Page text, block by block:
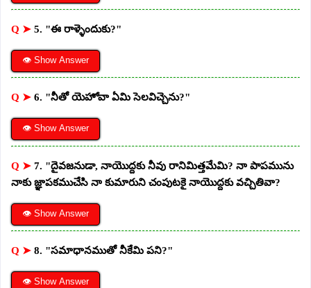
Q ➤ 5. "ఈ రాళ్ళెందుకు?"
👁 Show Answer
Q ➤ 6. "నీతో యెహోవా ఏమి సెలవిచ్చెను?"
👁 Show Answer
Q ➤ 7. "దైవజనుడా, నాయొద్దకు నీవు రానిమిత్తమేమి? నా పాపమును
నాకు జ్ఞాపకముచేసి నా కుమారుని చంపుటకై నాయొద్దకు వచ్చితివా?
👁 Show Answer
Q ➤ 8. "సమాధానముతో నీకేమి పని?"
👁 Show Answer